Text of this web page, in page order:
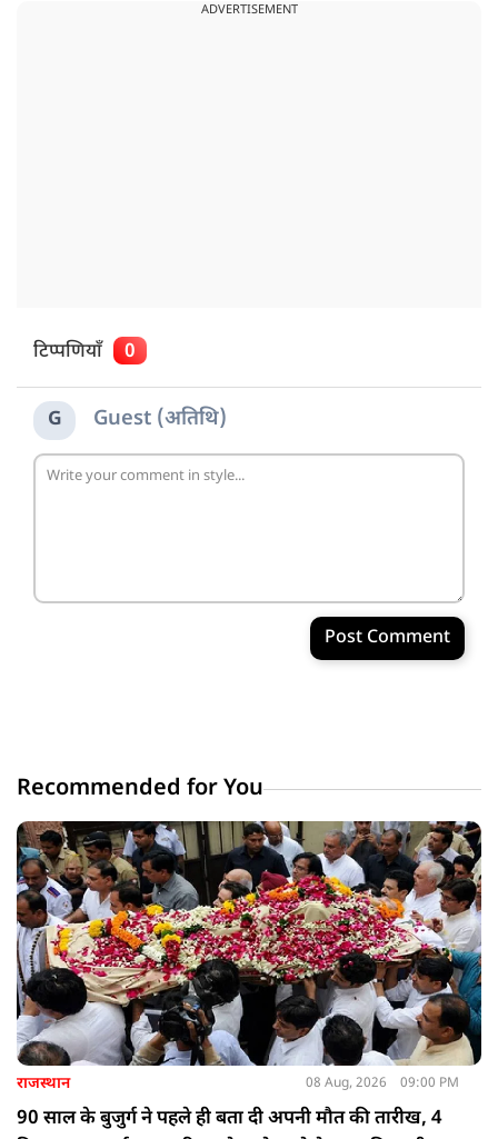
ADVERTISEMENT
टिप्पणियाँ 0
G Guest (अतिथि)
Post Comment
Recommended for You
राजस्थान 08 Aug, 2026 09:00 PM
90 साल के बुजुर्ग ने पहले ही बता दी अपनी मौत की तारीख, 4